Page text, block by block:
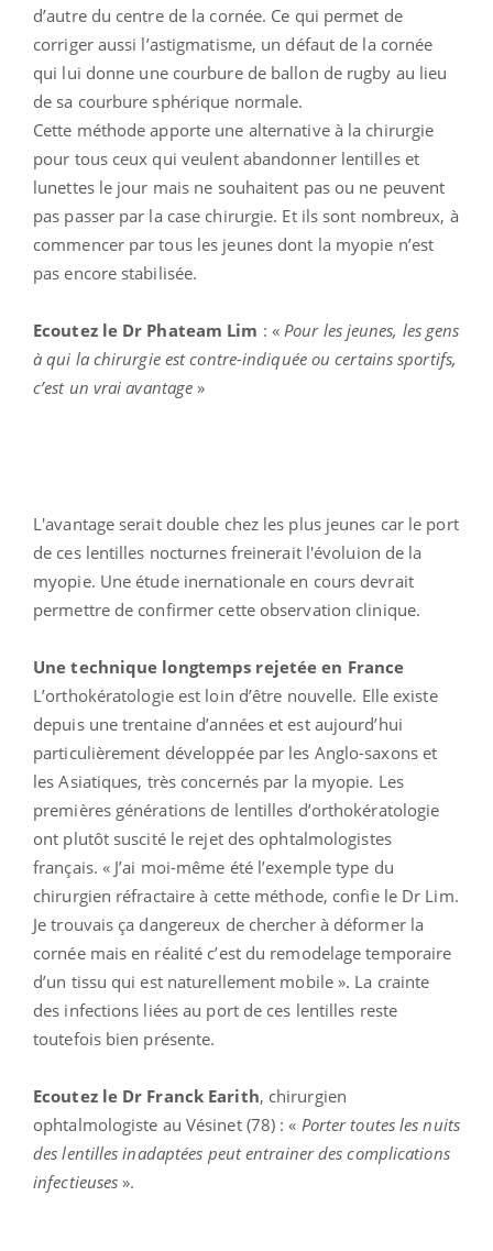
d’autre du centre de la cornée. Ce qui permet de
corriger aussi l’astigmatisme, un défaut de la cornée
qui lui donne une courbure de ballon de rugby au lieu
de sa courbure sphérique normale.
Cette méthode apporte une alternative à la chirurgie
pour tous ceux qui veulent abandonner lentilles et
lunettes le jour mais ne souhaitent pas ou ne peuvent
pas passer par la case chirurgie. Et ils sont nombreux, à
commencer par tous les jeunes dont la myopie n’est
pas encore stabilisée.
Ecoutez le Dr Phateam Lim : « Pour les jeunes, les gens
à qui la chirurgie est contre-indiquée ou certains sportifs,
c’est un vrai avantage»
L'avantage serait double chez les plus jeunes car le port
de ces lentilles nocturnes freinerait l'évoluion de la
myopie. Une étude inernationale en cours devrait
permettre de confirmer cette observation clinique.
Une technique longtemps rejetée en France
L’orthokératologie est loin d’être nouvelle. Elle existe
depuis une trentaine d’années et est aujourd’hui
particulièrement développée par les Anglo-saxons et
les Asiatiques, très concernés par la myopie. Les
premières générations de lentilles d’orthokératologie
ont plutôt suscité le rejet des ophtalmologistes
français. « J’ai moi-même été l’exemple type du
chirurgien réfractaire à cette méthode, confie le Dr Lim.
Je trouvais ça dangereux de chercher à déformer la
cornée mais en réalité c’est du remodelage temporaire
d’un tissu qui est naturellement mobile ». La crainte
des infections liées au port de ces lentilles reste
toutefois bien présente.
Ecoutez le Dr Franck Earith, chirurgien
ophtalmologiste au Vésinet (78) : « Porter toutes les nuits
des lentilles inadaptées peut entrainer des complications
infectieuses».